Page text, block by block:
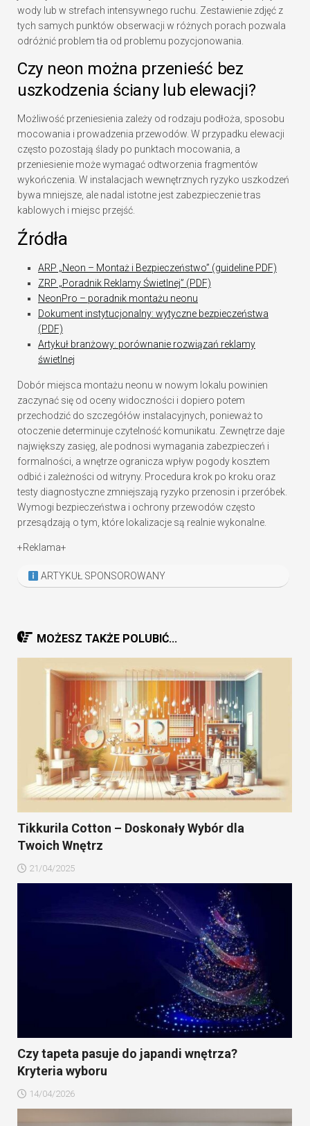
wody lub w strefach intensywnego ruchu. Zestawienie zdjęć z
tych samych punktów obserwacji w różnych porach pozwala
odróżnić problem tła od problemu pozycjonowania.
Czy neon można przenieść bez
uszkodzenia ściany lub elewacji?
Możliwość przeniesienia zależy od rodzaju podłoża, sposobu
mocowania i prowadzenia przewodów. W przypadku elewacji
często pozostają ślady po punktach mocowania, a
przeniesienie może wymagać odtworzenia fragmentów
wykończenia. W instalacjach wewnętrznych ryzyko uszkodzeń
bywa mniejsze, ale nadal istotne jest zabezpieczenie tras
kablowych i miejsc przejść.
Źródła
ARP „Neon – Montaż i Bezpieczeństwo” (guideline PDF)
ZRP „Poradnik Reklamy Świetlnej” (PDF)
NeonPro – poradnik montażu neonu
Dokument instytucjonalny: wytyczne bezpieczeństwa
(PDF)
Artykuł branżowy: porównanie rozwiązań reklamy
świetlnej
Dobór miejsca montażu neonu w nowym lokalu powinien
zaczynać się od oceny widoczności i dopiero potem
przechodzić do szczegółów instalacyjnych, ponieważ to
otoczenie determinuje czytelność komunikatu. Zewnętrze daje
największy zasięg, ale podnosi wymagania zabezpieczeń i
formalności, a wnętrze ogranicza wpływ pogody kosztem
odbić i zależności od witryny. Procedura krok po kroku oraz
testy diagnostyczne zmniejszają ryzyko przenosin i przeróbek.
Wymogi bezpieczeństwa i ochrony przewodów często
przesądzają o tym, które lokalizacje są realnie wykonalne.
+Reklama+
ARTYKUŁ SPONSOROWANY
MOŻESZ TAKŻE POLUBIĆ...
Tikkurila Cotton – Doskonały Wybór dla
Twoich Wnętrz
21/04/2025
Czy tapeta pasuje do japandi wnętrza?
Kryteria wyboru
14/04/2026